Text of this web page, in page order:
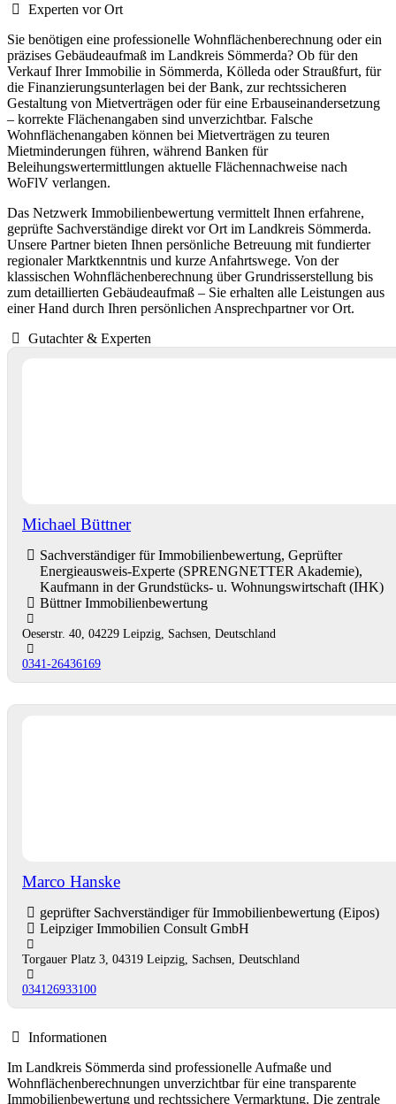
Experten vor Ort
Sie benötigen eine professionelle Wohnflächenberechnung oder ein
präzises Gebäudeaufmaß im Landkreis Sömmerda? Ob für den
Verkauf Ihrer Immobilie in Sömmerda, Kölleda oder Straußfurt, für
die Finanzierungsunterlagen bei der Bank, zur rechtssicheren
Gestaltung von Mietverträgen oder für eine Erbauseinandersetzung
– korrekte Flächenangaben sind unverzichtbar. Falsche
Wohnflächenangaben können bei Mietverträgen zu teuren
Mietminderungen führen, während Banken für
Beleihungswertermittlungen aktuelle Flächennachweise nach
WoFlV verlangen.
Das Netzwerk Immobilienbewertung vermittelt Ihnen erfahrene,
geprüfte Sachverständige direkt vor Ort im Landkreis Sömmerda.
Unsere Partner bieten Ihnen persönliche Betreuung mit fundierter
regionaler Marktkenntnis und kurze Anfahrtswege. Von der
klassischen Wohnflächenberechnung über Grundrisserstellung bis
zum detaillierten Gebäudeaufmaß – Sie erhalten alle Leistungen aus
einer Hand durch Ihren persönlichen Ansprechpartner vor Ort.
Gutachter & Experten
Michael Büttner
Sachverständiger für Immobilienbewertung, Geprüfter
Energieausweis-Experte (SPRENGNETTER Akademie),
Kaufmann in der Grundstücks- u. Wohnungswirtschaft (IHK)
Büttner Immobilienbewertung
Oeserstr. 40, 04229 Leipzig, Sachsen, Deutschland
0341-26436169
Marco Hanske
geprüfter Sachverständiger für Immobilienbewertung (Eipos)
Leipziger Immobilien Consult GmbH
Torgauer Platz 3, 04319 Leipzig, Sachsen, Deutschland
034126933100
Informationen
Im Landkreis Sömmerda sind professionelle Aufmaße und
Wohnflächenberechnungen unverzichtbar für eine transparente
Immobilienbewertung und rechtssichere Vermarktung. Die zentrale